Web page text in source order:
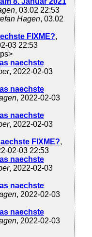
, 03.02 22:53
Hagen, 03.02
FIXME?,
03 22:53
naechste
, 2022-02-03
naechste
, 2022-02-03
naechste
, 2022-02-03
FIXME?,
02-03 22:53
naechste
, 2022-02-03
naechste
, 2022-02-03
naechste
, 2022-02-03